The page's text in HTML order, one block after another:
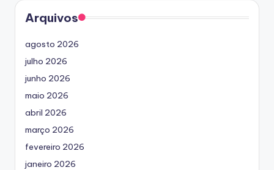
Arquivos
agosto 2026
julho 2026
junho 2026
maio 2026
abril 2026
março 2026
fevereiro 2026
janeiro 2026